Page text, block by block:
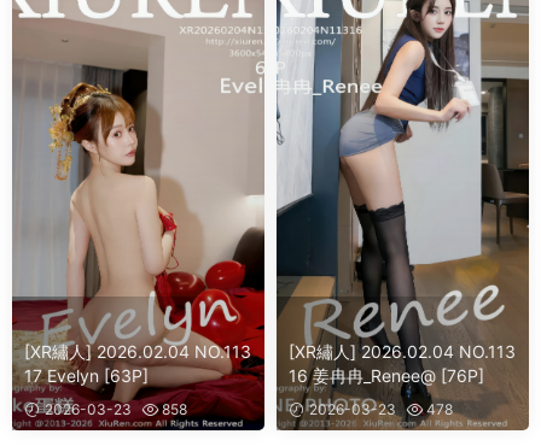
[XR繡人] 2026.02.04 NO.113
17 Evelyn [63P]
2026-03-23 858
[XR繡人] 2026.02.04 NO.113
16 姜冉冉_Renee@ [76P]
2026-03-23 478